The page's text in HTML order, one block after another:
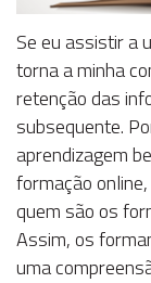
Se eu assistir a
torna a minha
retenção das
subsequente.
aprendizagem
formação
quem são os
Assim, os
uma